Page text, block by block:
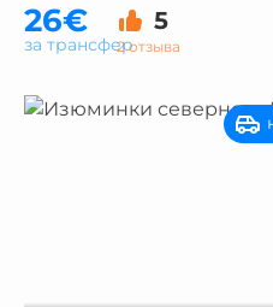
26€ 5
2 отзыва
за трансфер